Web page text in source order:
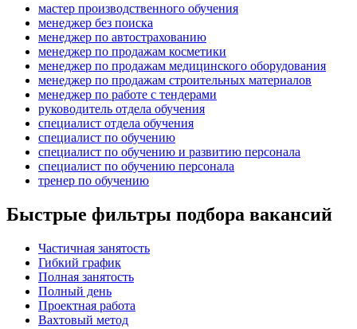
мастер производственного обучения
менеджер без поиска
менеджер по автострахованию
менеджер по продажам косметики
менеджер по продажам медицинского оборудования
менеджер по продажам строительных материалов
менеджер по работе с тендерами
руководитель отдела обучения
специалист отдела обучения
специалист по обучению
специалист по обучению и развитию персонала
специалист по обучению персонала
тренер по обучению
Быстрые фильтры подбора вакансий
Частичная занятость
Гибкий график
Полная занятость
Полный день
Проектная работа
Вахтовый метод